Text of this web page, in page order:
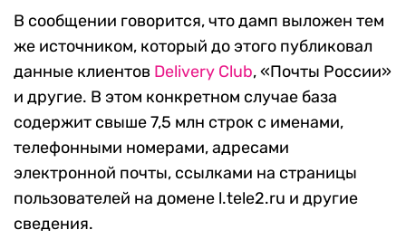
В сообщении говорится, что дамп выложен тем
же источником, который до этого публиковал
данные клиентов Delivery Club, «Почты России»
и другие. В этом конкретном случае база
содержит свыше 7,5 млн строк с именами,
телефонными номерами, адресами
электронной почты, ссылками на страницы
пользователей на домене l.tele2.ru и другие
сведения.